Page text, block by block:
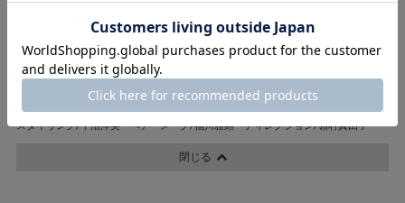
Emma Taylor(エマテイラー)
トレンド感がありながら、華美すぎないシンプルで使いやすい大人のデイリー服が
人気。
価格もちょうど良く、体形カバーやイージーケアなど、VERY世代に嬉しい実用性も
魅力。
撮影/川﨑一貴(人物)、坂根綾子(静物) モデル/笹川友里
スタイリング/平沼洋美 ヘア・メーク/福川雅顕 ディレクション/嶺村真由子
閉じる